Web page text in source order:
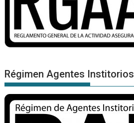
Régimen Agentes Institorios